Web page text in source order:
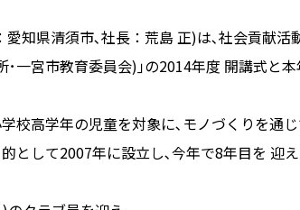
知県清須市､社長：荒島 正)は､社会貢献
･一宮市教育委員会)｣の2014年度 開講式と
校高学年の児童を対象に､モノづくりを通
として2007年に設立し､今年で8年目を 迎え